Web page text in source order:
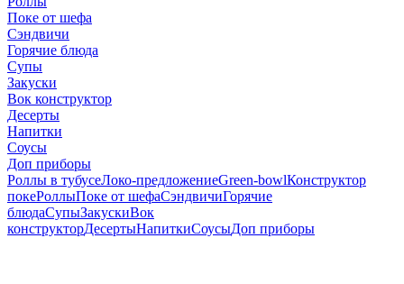
Поке от шефа
Сэндвичи
Горячие блюда
Супы
Закуски
Вок конструктор
Десерты
Напитки
Соусы
Доп приборы
Роллы в тубусеЛоко-предложениеGreen-bowlКонструктор
покеРоллыПоке от шефаСэндвичиГорячие
блюдаСупыЗакускиВок
конструкторДесертыНапиткиСоусыДоп приборы